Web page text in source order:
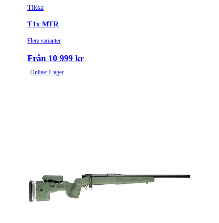
Tikka
T1x MTR
Flera varianter
Från 10 999 kr
Online: I lager